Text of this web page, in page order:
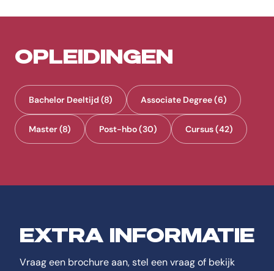
OPLEIDINGEN
Bachelor Deeltijd (8) Associate Degree (6)
Master (8) Post-hbo (30) Cursus (42)
EXTRA INFORMATIE
Vraag een brochure aan, stel een vraag of bekijk